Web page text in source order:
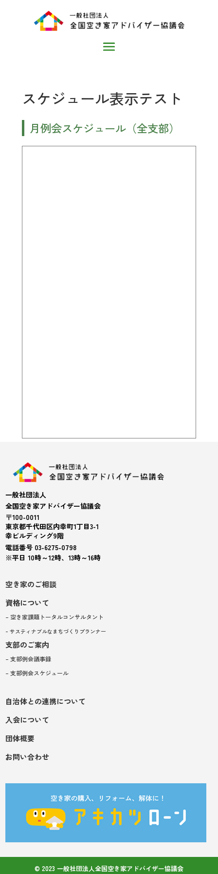
スケジュール表示テスト
月例会スケジュール（全支部）
一般社団法人
全国空き家アドバイザー協議会
〒100-0011
東京都千代田区内幸町1丁目3-1
幸ビルディング9階
電話番号 03-6275-0798
※平日 10時～12時、13時～16時
空き家のご相談
資格について
– 空き家課題トータルコンサルタント
– サスティナブルなまちづくりプランナー
支部のご案内
– 支部例会議事録
– 支部例会スケジュール
自治体との連携について
入会について
団体概要
お問い合わせ
© 2023 一般社団法人全国空き家アドバイザー協議会